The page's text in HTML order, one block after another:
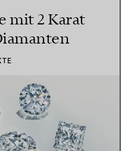
mit 2 Karat